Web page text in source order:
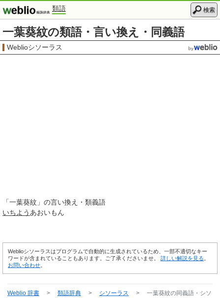
類語 検索
一葉葵紋の類語・言い換え・同義語
Weblioシソーラス
「一葉葵紋 」の言い換え・類義語
いちよう あおいもん
Weblioシソーラスはプログラムで自動的に生成されているため、一部不適切なキー
ワードが含まれていることもあります。ご了承くださいませ。 詳しい解説を見る
お問い合わせ
Weblio 辞書 > 類語辞典 > シソーラス > 一葉葵紋の同義語・シソ